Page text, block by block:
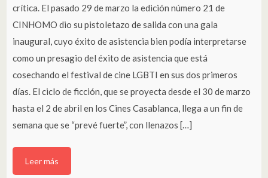
crítica. El pasado 29 de marzo la edición número 21 de
CINHOMO dio su pistoletazo de salida con una gala
inaugural, cuyo éxito de asistencia bien podía interpretarse
como un presagio del éxito de asistencia que está
cosechando el festival de cine LGBTI en sus dos primeros
días. El ciclo de ficción, que se proyecta desde el 30 de marzo
hasta el 2 de abril en los Cines Casablanca, llega a un fin de
semana que se “prevé fuerte”, con llenazos […]
Leer más